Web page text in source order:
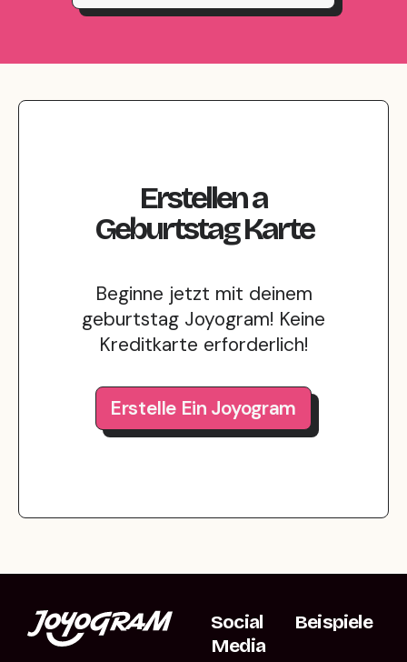
Erstellena
GeburtstagKarte
Beginne jetzt mit deinem
geburtstag Joyogram! Keine
Kreditkarte erforderlich!
Erstelle Ein Joyogram
Social
Media
Beispiele